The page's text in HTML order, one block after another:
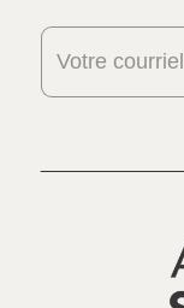
Votre courriel